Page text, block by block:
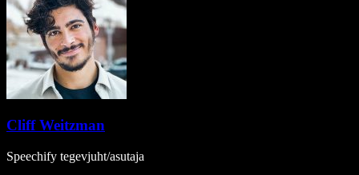
Cliff Weitzman
Speechify tegevjuht/asutaja